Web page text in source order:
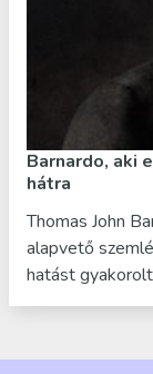
Barnardo, aki
hátra
Thomas John
alapvető
hatást